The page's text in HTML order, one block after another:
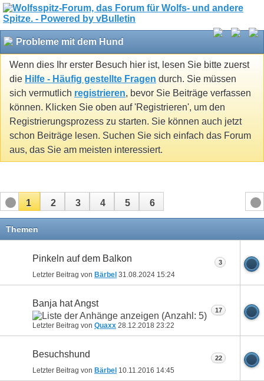
Probleme mit dem Hund
Wenn dies Ihr erster Besuch hier ist, lesen Sie bitte zuerst
die Hilfe - Häufig gestellte Fragen durch. Sie müssen
sich vermutlich registrieren, bevor Sie Beiträge verfassen
können. Klicken Sie oben auf 'Registrieren', um den
Registrierungsprozess zu starten. Sie können auch jetzt
schon Beiträge lesen. Suchen Sie sich einfach das Forum
aus, das Sie am meisten interessiert.
1 2 3 4 5 6
Themen
Pinkeln auf dem Balkon
Letzter Beitrag von Bärbel 31.08.2024 15:24
3
Banja hat Angst
Letzter Beitrag von Quaxx 28.12.2018 23:22
17
Besuchshund
Letzter Beitrag von Bärbel 10.11.2016 14:45
22